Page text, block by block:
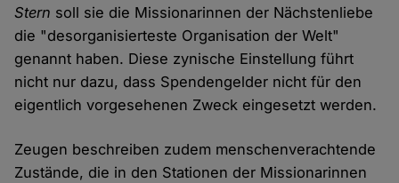
Stern soll sie die Missionarinnen der Nächstenliebe
die "desorganisierteste Organisation der Welt"
genannt haben. Diese zynische Einstellung führt
nicht nur dazu, dass Spendengelder nicht für den
eigentlich vorgesehenen Zweck eingesetzt werden.
Zeugen beschreiben zudem menschenverachtende
Zustände, die in den Stationen der Missionarinnen